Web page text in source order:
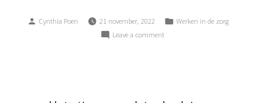
Posted
Cynthia Poen 21 november, 2022
Posted
Werken in de zorg
Leave a commenton